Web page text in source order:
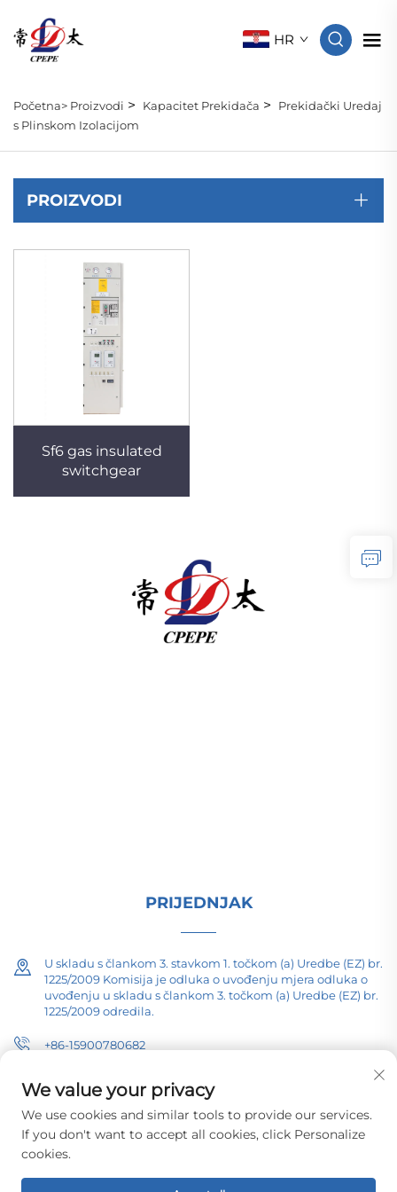
HR
Početna> Proizvodi > Kapacitet Prekidača >
Prekidački Uredaj
s Plinskom Izolacijom
PROIZVODI
Sf6 gas insulated
switchgear
PRIJEDNJAK
U skladu s člankom 3. stavkom 1. točkom (a) Uredbe (EZ) br.
1225/2009 Komisija je odluka o uvođenju mjera odluka o
uvođenju u skladu s člankom 3. točkom (a) Uredbe (EZ) br.
1225/2009 odredila.
+86-15900780682
[email protected]
Copyright © 2026 Changzhou Pacific Electric Equipment (Group) Co.,
Ltd. Sva prava su rezervirana. Politika privatnosti
We value your privacy
We use cookies and similar tools to provide our services.
If you don't want to accept all cookies, click Personalize
cookies.